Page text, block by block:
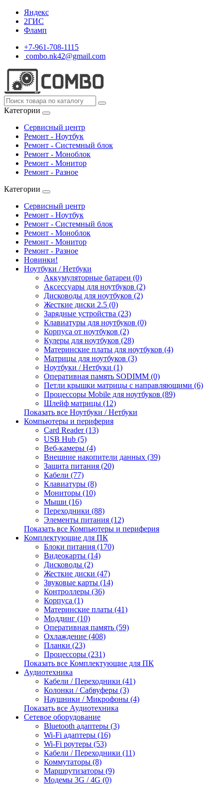
Яндекс
2ГИС
Фламп
+7-961-708-1115
combo.nk42@gmail.com
Категории
Сервисный центр
Ремонт - Ноутбук
Ремонт - Системный блок
Ремонт - Моноблок
Ремонт - Монитор
Ремонт - Разное
Категории
Сервисный центр
Ремонт - Ноутбук
Ремонт - Системный блок
Ремонт - Моноблок
Ремонт - Монитор
Ремонт - Разное
Новинки!
Ноутбуки / Нетбуки
Аккумуляторные батареи (0)
Аксессуары для ноутбуков (2)
Дисководы для ноутбуков (2)
Жесткие диски 2.5 (0)
Зарядные устройства (23)
Клавиатуры для ноутбуков (0)
Корпуса от ноутбуков (2)
Кулеры для ноутбуков (28)
Материнские платы для ноутбуков (4)
Матрицы для ноутбуков (3)
Ноутбуки / Нетбуки (1)
Оперативная память SODIMM (0)
Петли крышки матрицы с направляющими (6)
Процессоры Mobile для ноутбуков (89)
Шлейф матрицы (12)
Показать все Ноутбуки / Нетбуки
Компьютеры и периферия
Card Reader (13)
USB Hub (5)
Веб-камеры (4)
Внешние накопители данных (39)
Защита питания (20)
Кабели (77)
Клавиатуры (8)
Мониторы (10)
Мыши (16)
Переходники (88)
Элементы питания (12)
Показать все Компьютеры и периферия
Комплектующие для ПК
Блоки питания (170)
Видеокарты (14)
Дисководы (2)
Жесткие диски (47)
Звуковые карты (14)
Контроллеры (36)
Корпуса (1)
Материнские платы (41)
Моддинг (10)
Оперативная память (59)
Охлаждение (408)
Планки (23)
Процессоры (231)
Показать все Комплектующие для ПК
Аудиотехника
Кабели / Переходники (41)
Колонки / Сабвуферы (3)
Наушники / Микрофоны (4)
Показать все Аудиотехника
Сетевое оборудование
Bluetooth адаптеры (3)
Wi-Fi адаптеры (16)
Wi-Fi роутеры (53)
Кабели / Переходники (11)
Коммутаторы (8)
Маршрутизаторы (9)
Модемы 3G / 4G (0)